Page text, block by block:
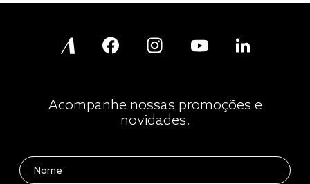
Acompanhe nossas promoções e
novidades.